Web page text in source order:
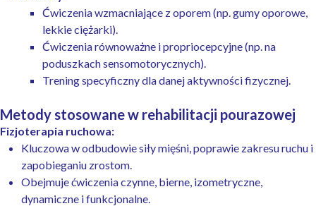
Ćwiczenia wzmacniające z oporem (np. gumy oporowe,
lekkie ciężarki).
Ćwiczenia równoważne i propriocepcyjne (np. na
poduszkach sensomotorycznych).
Trening specyficzny dla danej aktywności fizycznej.
Metody stosowane w rehabilitacji pourazowej
Fizjoterapia ruchowa:
Kluczowa w odbudowie siły mięśni, poprawie zakresu ruchu i
zapobieganiu zrostom.
Obejmuje ćwiczenia czynne, bierne, izometryczne,
dynamiczne i funkcjonalne.